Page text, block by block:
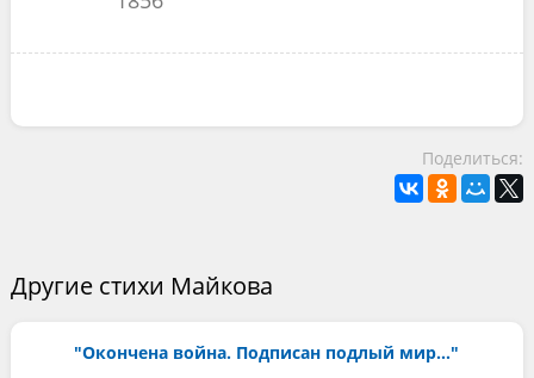
Поделиться:
Другие стихи Майкова
"Окончена война. Подписан подлый мир..."